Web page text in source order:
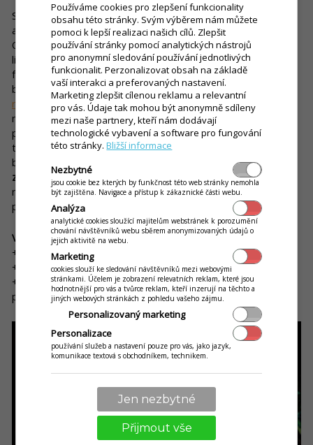
Sice se ve městech objevují víc a víc, ale stále jich není tolik,
abyste v jednom nemohli prorazit a splnit si tak sen.
Obrovskou výhodou street foodu je, že ho můžete pojmout
libovolným způsobem – od domácích specialit přes klasické
fastfoody až po palačinky a jiné sladké dobroty. V zásadě
budete potřebovat jen vhodně zařízenou dodávku a
restaurační systém spolu s pokladnou, který si pro
minimalizování počátečních nákladů můžete raději výhodně
pronajmout. Pak je už jen na vás, jestli budete s vaším food
truckem působit nepřetržitě na jednom místě, nebo se
budete přesouvat z města do města. A také si
můžete sami
zvolit, kolik času takovému podnikání obětujete . Street food
na kolech může být skvělou „bokovkou“ (například víkendový
provoz), ale dokáže zaměstnat i dennodenně.
Výhody
+ Časová i prostorová návaznost
+ Skvělá příležitost, jak si splnit sen
+ Nabídková variabilita – pokud se neujme jedno, můžete
prodávat jiné
Používáme cookies pro zlepšení funkcionality
obsahu této stránky. Svým výběrem nám můžete
pomoci k lepší realizaci našich cílů. Zlepšit
používání stránky pomocí analytických nástrojů
pro anonymní sledování používání jednotlivých
funkcionalit. Perzonalizovat obsah na základě
vaší interakci a preferovaných nastavení.
Marketing zlepšit cílenou reklamu a relevantní
pro vás. Údaje tak mohou být anonymně sdíleny
mezi naše partnery, kteří nám dodávají
technologické vybavení a software pro fungování
této stránky.Bližší informace
Nezbytné
jsou cookie bez kterých by funkčnost této web stránky nemohla
být zajištěna. Navigace a přístup k zákaznické části webu.
Analýza
analytické cookies sloužící majitelům webstránek k porozumění
chování návštěvníků webu sběrem anonymizovaných údajů o
jejich aktivitě na webu.
Marketing
cookies slouží ke sledování návštěvníků mezi webovými
stránkami. Účelem je zobrazení relevatních reklam, které jsou
hodnotnější pro vás a tvůrce reklam, kteří inzerují na těchto a
jiných webových stránkách z pohledu vašeho zájmu.
Personalizovaný marketing
Personalizace
používání služeb a nastavení pouze pro vás, jako jazyk,
komunikace textová s obchodníkem, technikem.
Jen nezbytné
Přijmout vše